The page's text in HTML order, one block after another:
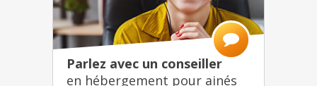
Parlez avec un conseiller
en hébergement pour ainés